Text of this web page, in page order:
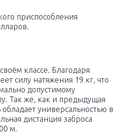
приспособления
классе. Благодаря
силу натяжения 19 кг, что
допустимому
Так же, как и предыдущая
универсальностью в
дистанция заброса
м.